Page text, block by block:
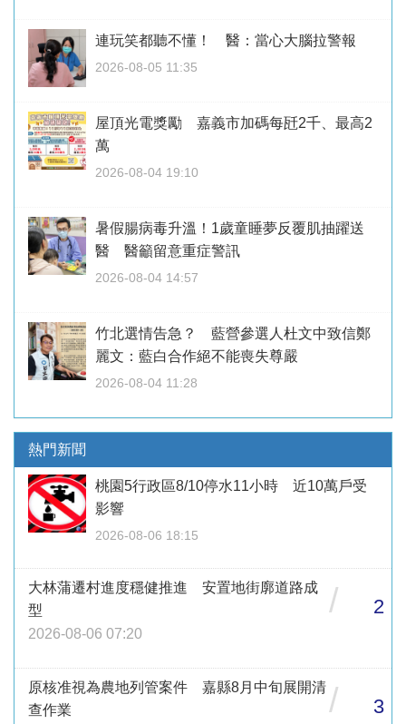
連玩笑都聽不懂！ 醫：當心大腦拉警報
2026-08-05 11:35
屋頂光電獎勵 嘉義市加碼每瓩2千、最高2
萬
2026-08-04 19:10
暑假腸病毒升溫！1歲童睡夢反覆肌抽躍送
醫 醫籲留意重症警訊
2026-08-04 14:57
竹北選情告急？ 藍營參選人杜文中致信鄭
麗文：藍白合作絕不能喪失尊嚴
2026-08-04 11:28
熱門新聞
桃園5行政區8/10停水11小時 近10萬戶受
影響
2026-08-06 18:15
大林蒲遷村進度穩健推進 安置地街廓道路成
型
2026-08-06 07:20
/ 2
原核准視為農地列管案件 嘉縣8月中旬展開清
查作業
/ 3